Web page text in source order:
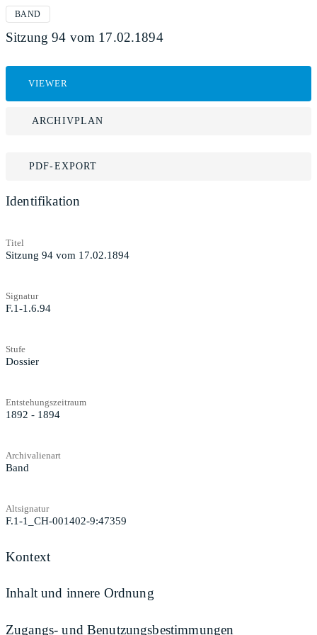
BAND
Sitzung 94 vom 17.02.1894
VIEWER
ARCHIVPLAN
PDF-EXPORT
Identifikation
Titel
Sitzung 94 vom 17.02.1894
Signatur
F.1-1.6.94
Stufe
Dossier
Entstehungszeitraum
1892 - 1894
Archivalienart
Band
Altsignatur
F.1-1_CH-001402-9:47359
Kontext
Inhalt und innere Ordnung
Zugangs- und Benutzungsbestimmungen